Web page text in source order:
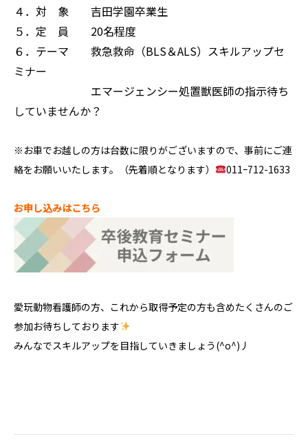
４．対 象 吉田学園卒業生
５．定 員 20名程度
６．テーマ 救急救命（BLS＆ALS）スキルアップセ
ミナー
エマージェンシー処置獣医師の指示待ち
していませんか？
※お車でお越しの方は台数に限りがございますので、事前にご連
絡をお願いいたします。（先着順となります）
011ｰ712-1633
お申し込みはこちら
愛玩動物看護師の方、これから取得予定の方も含めたくさんのご
参加お待ちしております
みんなでスキルアップを目指していきましょう(^o^)丿